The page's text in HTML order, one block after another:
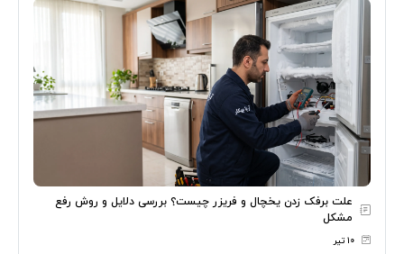
علت برفک زدن یخچال و فریزر چیست؟ بررسی دلایل و روش رفع
مشکل
۱۰ تیر